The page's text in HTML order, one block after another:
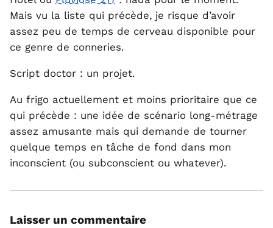
Mais vu la liste qui précède, je risque d’avoir
assez peu de temps de cerveau disponible pour
ce genre de conneries.
Script doctor : un projet.
Au frigo actuellement et moins prioritaire que ce
qui précède : une idée de scénario long-métrage
assez amusante mais qui demande de tourner
quelque temps en tâche de fond dans mon
inconscient (ou subconscient ou whatever).
Laisser un commentaire